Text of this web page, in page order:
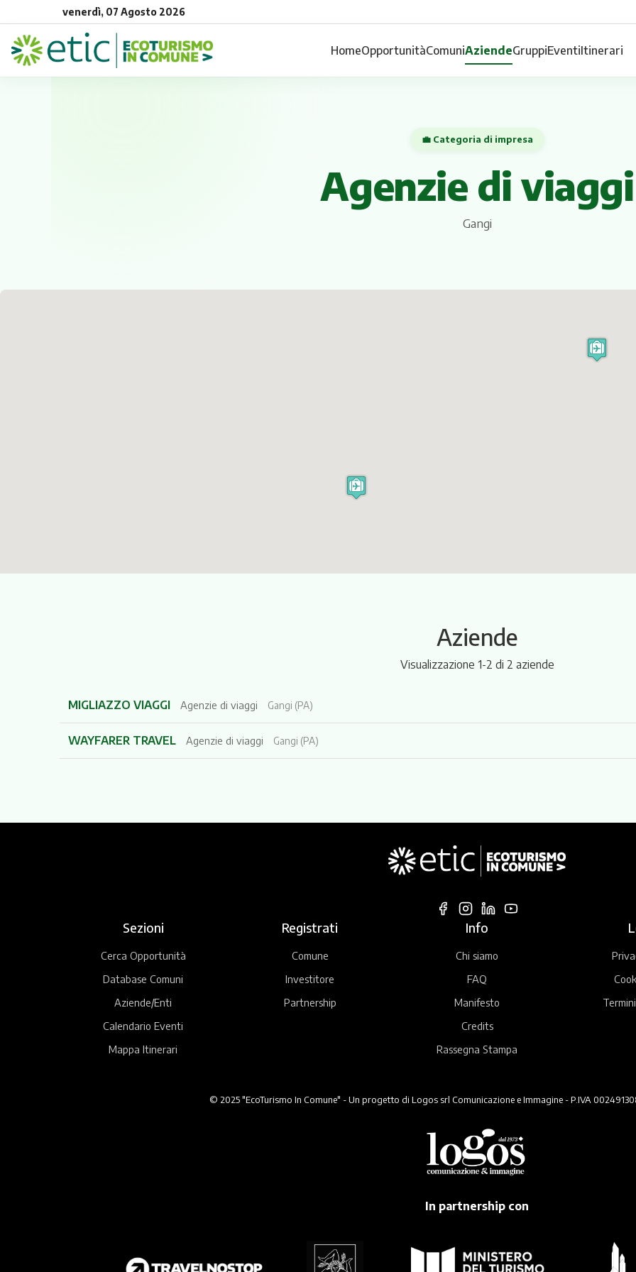
venerdì, 07 Agosto 2026
HomeOpportunitàComuniAziendeGruppiEventiItinerari
💼 Categoria di impresa
Agenzie di viaggi
Gangi
Aziende
Visualizzazione 1-2 di 2 aziende
MIGLIAZZO VIAGGI Agenzie di viaggi Gangi (PA)
WAYFARER TRAVEL Agenzie di viaggi Gangi (PA)
Sezioni
Cerca Opportunità
Database Comuni
Aziende/Enti
Calendario Eventi
Mappa Itinerari
Registrati
Comune
Investitore
Partnership
Info
Chi siamo
FAQ
Manifesto
Credits
Rassegna Stampa
© 2025 "EcoTurismo In Comune" - Un progetto di Logos srl Comunicazione e Immagine - P.IVA
In partnership con